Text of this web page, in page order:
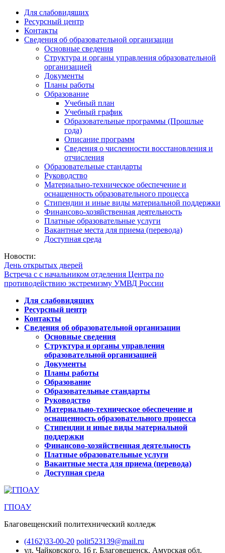
Для слабовидящих
Ресурсный центр
Контакты
Сведения об образовательной организации
Основные сведения
Структура и органы управления образовательной
организацией
Документы
Планы работы
Образование
Учебный план
Учебный график
Образовательные программы (Прошлые
года)
Описание программ
Сведения о численности восстановления и
отчисления
Образовательные стандарты
Руководство
Материально-техническое обеспечение и
оснащенность образовательного процесса
Стипендии и иные виды материальной поддержки
Финансово-хозяйственная деятельность
Платные образовательные услуги
Вакантные места для приема (перевода)
Доступная среда
Новости:
День открытых дверей
Встреча с с начальником отделения Центра по
противодействию экстремизму УМВД России
Для слабовидящих
Ресурсный центр
Контакты
Сведения об образовательной организации
Основные сведения
Структура и органы управления
образовательной организацией
Документы
Планы работы
Образование
Образовательные стандарты
Руководство
Материально-техническое обеспечение и
оснащенность образовательного процесса
Стипендии и иные виды материальной
поддержки
Финансово-хозяйственная деятельность
Платные образовательные услуги
Вакантные места для приема (перевода)
Доступная среда
ГПОАУ
Благовещенский политехнический колледж
(4162)33-00-20 polit523139@mail.ru
ул. Чайковского, 16 г. Благовещенск, Амурская обл.